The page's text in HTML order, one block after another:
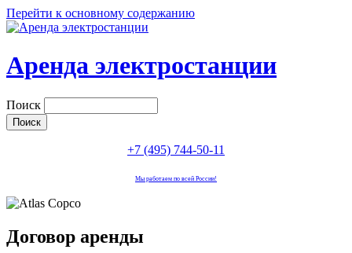
Перейти к основному содержанию
Аренда электростанции
Поиск
+7 (495) 744-50-11
Мы работаем по всей России!
Договор аренды